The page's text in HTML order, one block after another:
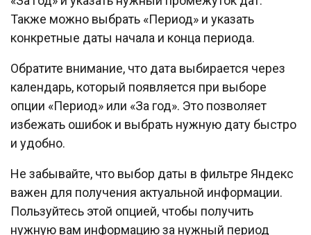
Также можно выбрать «Период» и указать
конкретные даты начала и конца периода.
Обратите внимание, что дата выбирается через
календарь, который появляется при выборе
опции «Период» или «За год». Это позволяет
избежать ошибок и выбрать нужную дату быстро
и удобно.
Не забывайте, что выбор даты в фильтре Яндекс
важен для получения актуальной информации.
Пользуйтесь этой опцией, чтобы получить
нужную вам информацию за нужный период